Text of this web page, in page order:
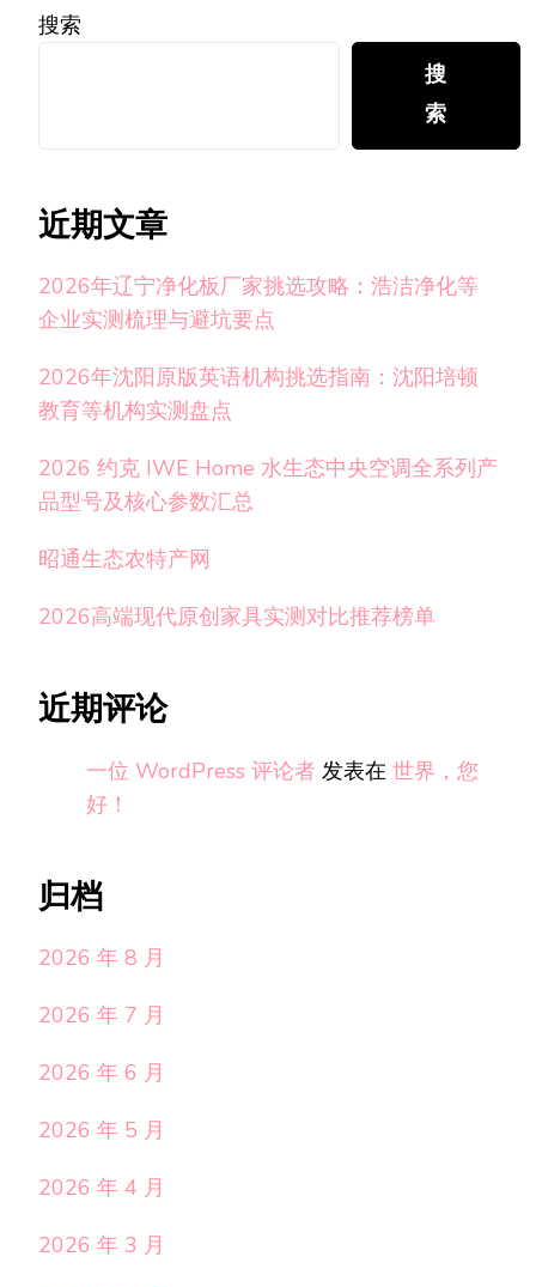
搜索
搜
索
近期文章
2026年辽宁净化板厂家挑选攻略：浩洁净化等
企业实测梳理与避坑要点
2026年沈阳原版英语机构挑选指南：沈阳培顿
教育等机构实测盘点
2026 约克 IWE Home 水生态中央空调全系列产
品型号及核心参数汇总
昭通生态农特产网
2026高端现代原创家具实测对比推荐榜单
近期评论
一位 WordPress 评论者 发表在 世界，您
好！
归档
2026 年 8 月
2026 年 7 月
2026 年 6 月
2026 年 5 月
2026 年 4 月
2026 年 3 月